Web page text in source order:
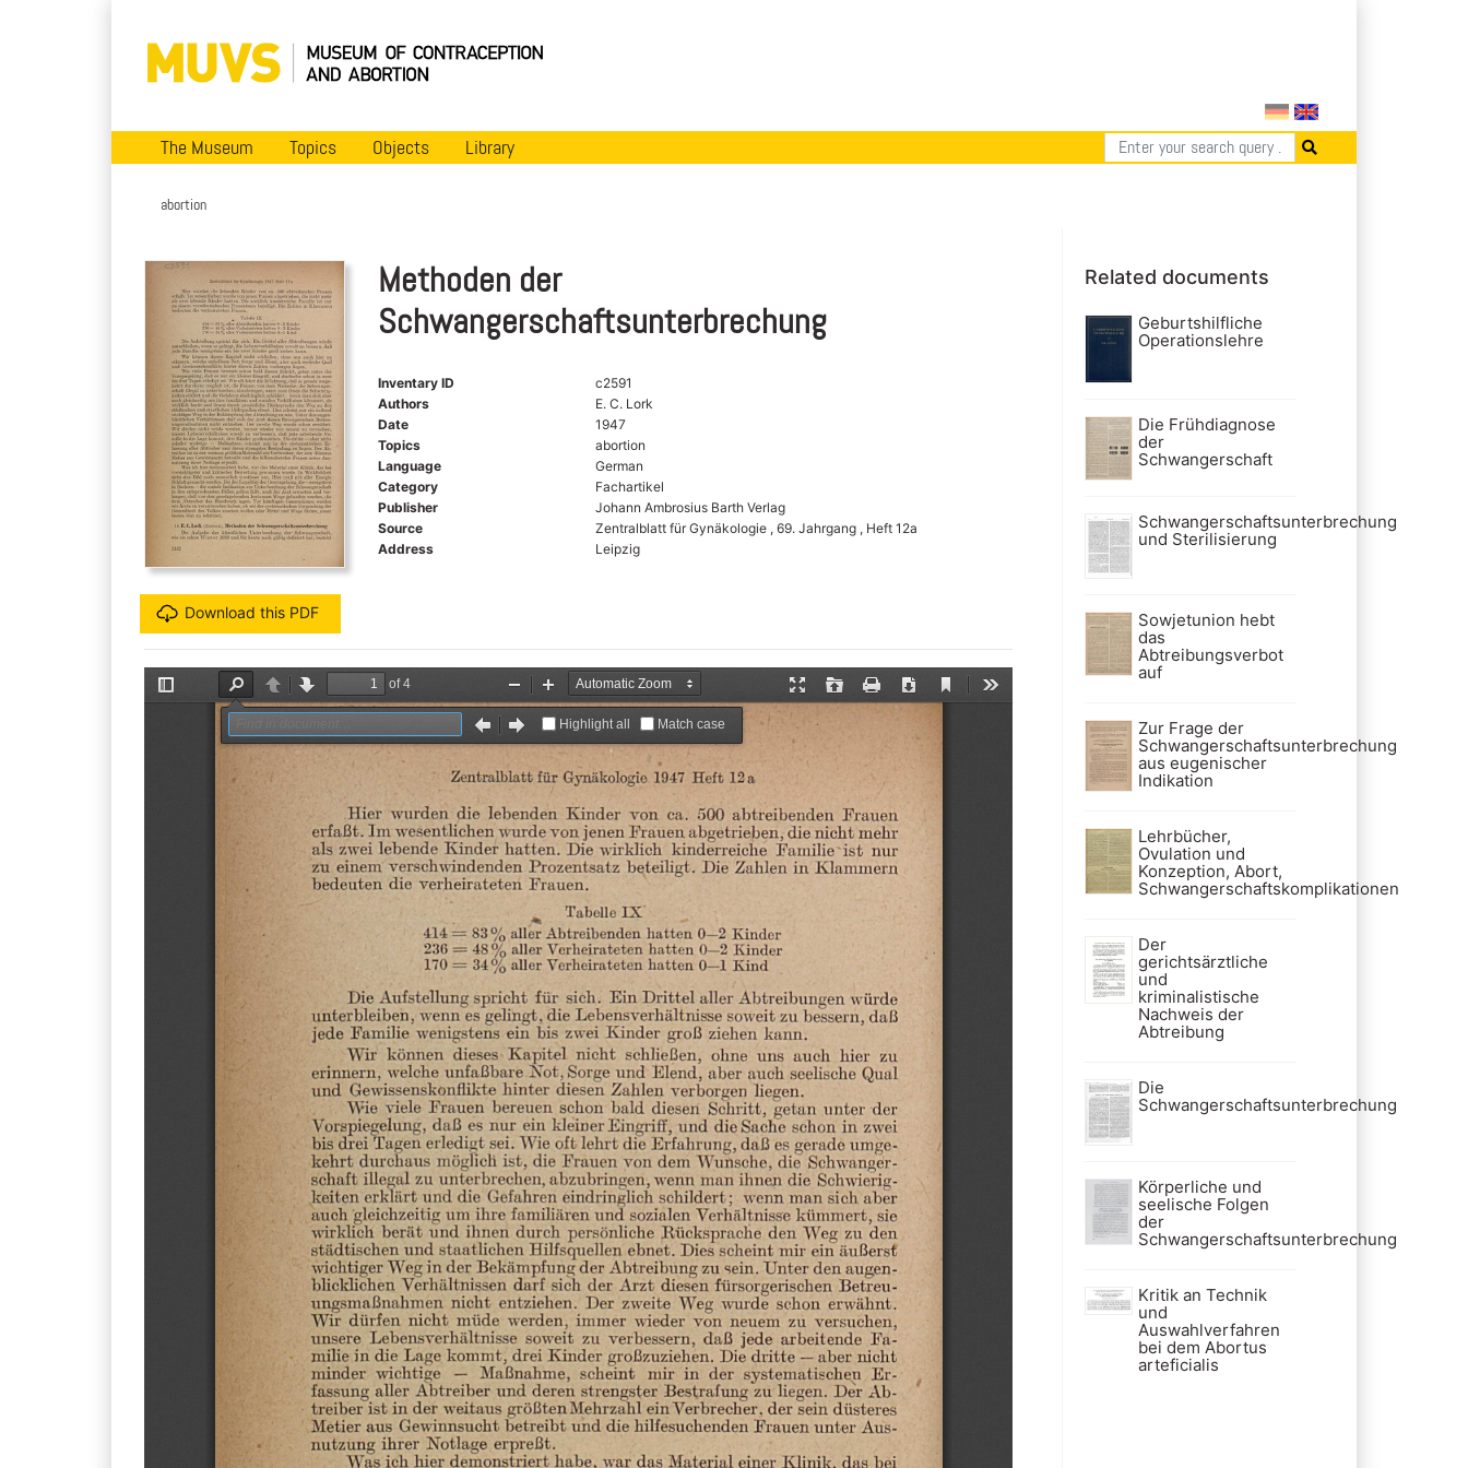
The Museum Topics Objects Library
abortion
Download this PDF
Methoden der
Schwangerschaftsunterbrechung
Inventary ID
c2591
Authors
E. C. Lork
Date
1947
Topics
abortion
Language
German
Category
Fachartikel
Publisher
Johann Ambrosius Barth Verlag
Source
Zentralblatt für Gynäkologie , 69. Jahrgang , Heft 12a
Address
Leipzig
Related documents
Geburtshilfliche
Operationslehre
Die Frühdiagnose
der
Schwangerschaft
Schwangerschaftsunterbrechung
und Sterilisierung
Sowjetunion hebt
das
Abtreibungsverbot
auf
Zur Frage der
Schwangerschaftsunterbrechung
aus eugenischer
Indikation
Lehrbücher,
Ovulation und
Konzeption, Abort,
Schwangerschaftskomplikationen
Der
gerichtsärztliche
und
kriminalistische
Nachweis der
Abtreibung
Die
Schwangerschaftsunterbrechung
Körperliche und
seelische Folgen
der
Schwangerschaftsunterbrechung
Kritik an Technik
und
Auswahlverfahren
bei dem Abortus
arteficialis